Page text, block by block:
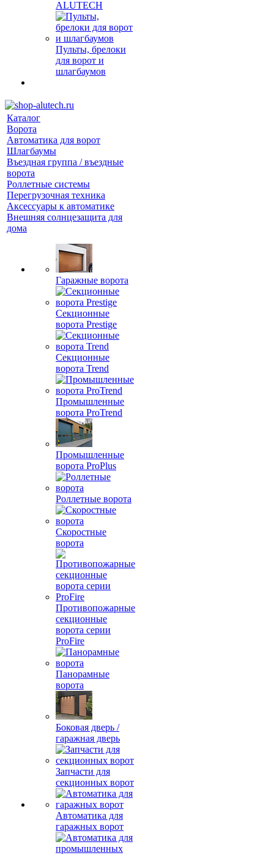
ALUTECH
Пульты, брелоки
для ворот и
шлагбаумов
Каталог
Ворота
Автоматика для ворот
Шлагбаумы
Въездная группа / въездные
ворота
Роллетные системы
Перегрузочная техника
Аксессуары к автоматике
Внешняя солнцезащита для
дома
Гаражные ворота
Секционные
ворота Prestige
Секционные
ворота Trend
Промышленные
ворота ProTrend
Промышленные
ворота ProPlus
Роллетные ворота
Скоростные
ворота
Противопожарные
секционные
ворота серии
ProFire
Панорамные
ворота
Боковая дверь /
гаражная дверь
Запчасти для
секционных ворот
Автоматика для
гаражных ворот